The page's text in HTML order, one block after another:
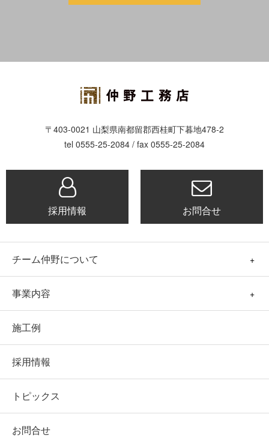
〒403-0021 山梨県南都留郡西桂町下暮地478-2
tel 0555-25-2084 / fax 0555-25-2084
採用情報 お問合せ
チーム仲野について
事業内容
施工例
採用情報
トピックス
お問合せ